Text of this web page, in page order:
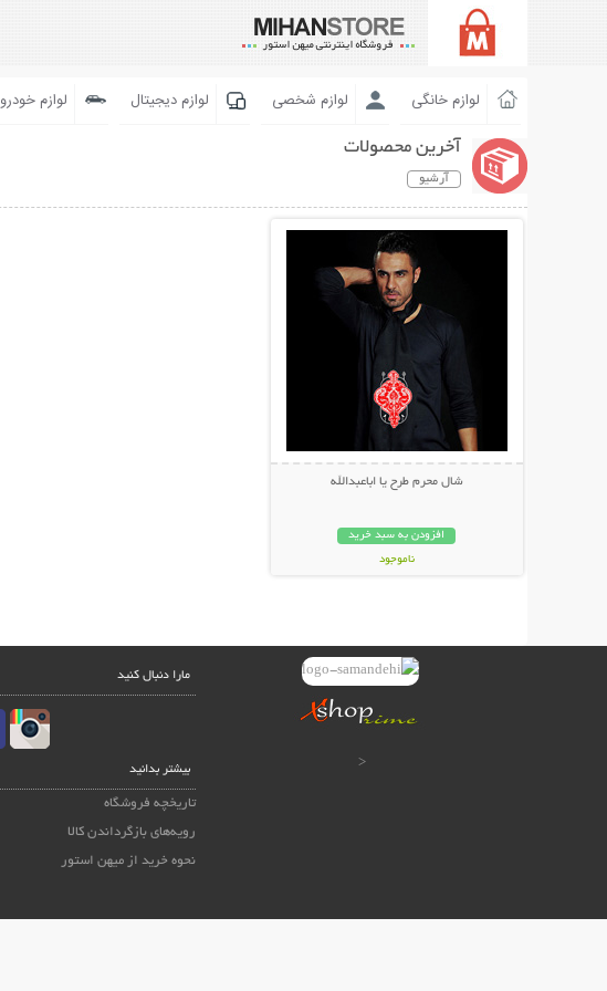
لوازم خانگی لوازم شخصی لوازم دیجیتال لوازم خودرو
آخرین محصولات
آرشیو
شال محرم طرح یا اباعبدالله
افزودن به سبد خرید
ناموجود
<
مارا دنبال کنید
بیشتر بدانید
تاریخچه فروشگاه
رویه‌های بازگرداندن کالا
نحوه خرید از میهن استور